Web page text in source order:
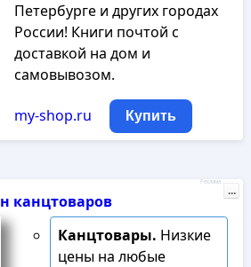
Петербурге и других городах
России! Книги почтой с
доставкой на дом и
самовывозом.
my-shop.ru Купить
канцтоваров
Канцтовары. Низкие
цены на любые
Реклама
...